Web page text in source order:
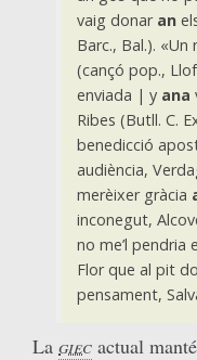
vaig donar an
Barc., Bal.).
(cançó pop.,
enviada | y ana
Ribes (Butll. C.
benedicció
audiència,
merèixer gràcia
inconegut,
no me’l pendria
Flor que al pit
pensament,
La giec actual